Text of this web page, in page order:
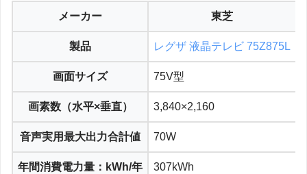
メーカー 東芝
製品 レグザ 液晶テレビ 75Z875L
画面サイズ 75V型
画素数（水平×垂直） 3,840×2,160
音声実用最大出力合計値 70W
年間消費電力量：kWh/年 307kWh